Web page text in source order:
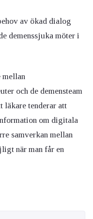
av ökad dialog
demenssjuka möter i
mellan
och de demensteam
läkare tenderar att
om digitala
samverkan mellan
när man får en